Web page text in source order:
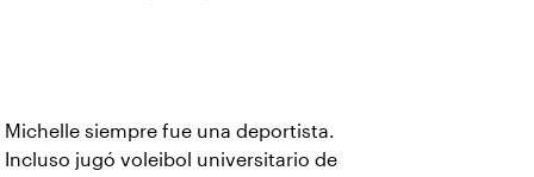
Michelle siempre fue una deportista.
Incluso jugó voleibol universitario de